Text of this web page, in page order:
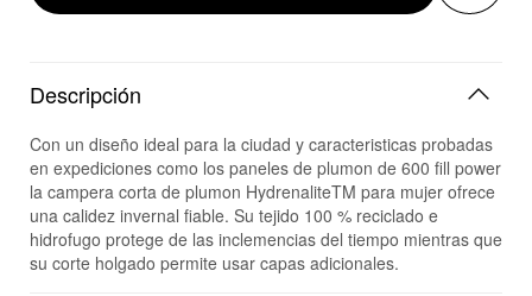
Descripción
Con un diseño ideal para la ciudad y caracteristicas probadas
en expediciones como los paneles de plumon de 600 fill power
la campera corta de plumon HydrenaliteTM para mujer ofrece
una calidez invernal fiable. Su tejido 100 % reciclado e
hidrofugo protege de las inclemencias del tiempo mientras que
su corte holgado permite usar capas adicionales.